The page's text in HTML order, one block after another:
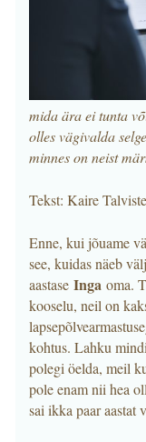
mida ära ei tunta
olles vägivalda
minnes on neist
Tekst: Kaire
Enne, kui jõuame
see, kuidas näeb
aastase Inga oma.
kooselu, neil on
kohtus. Lahku
polegi öelda, meil
pole enam nii hea
sai ikka paar aastat